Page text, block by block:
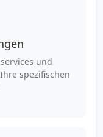
und
spezifischen